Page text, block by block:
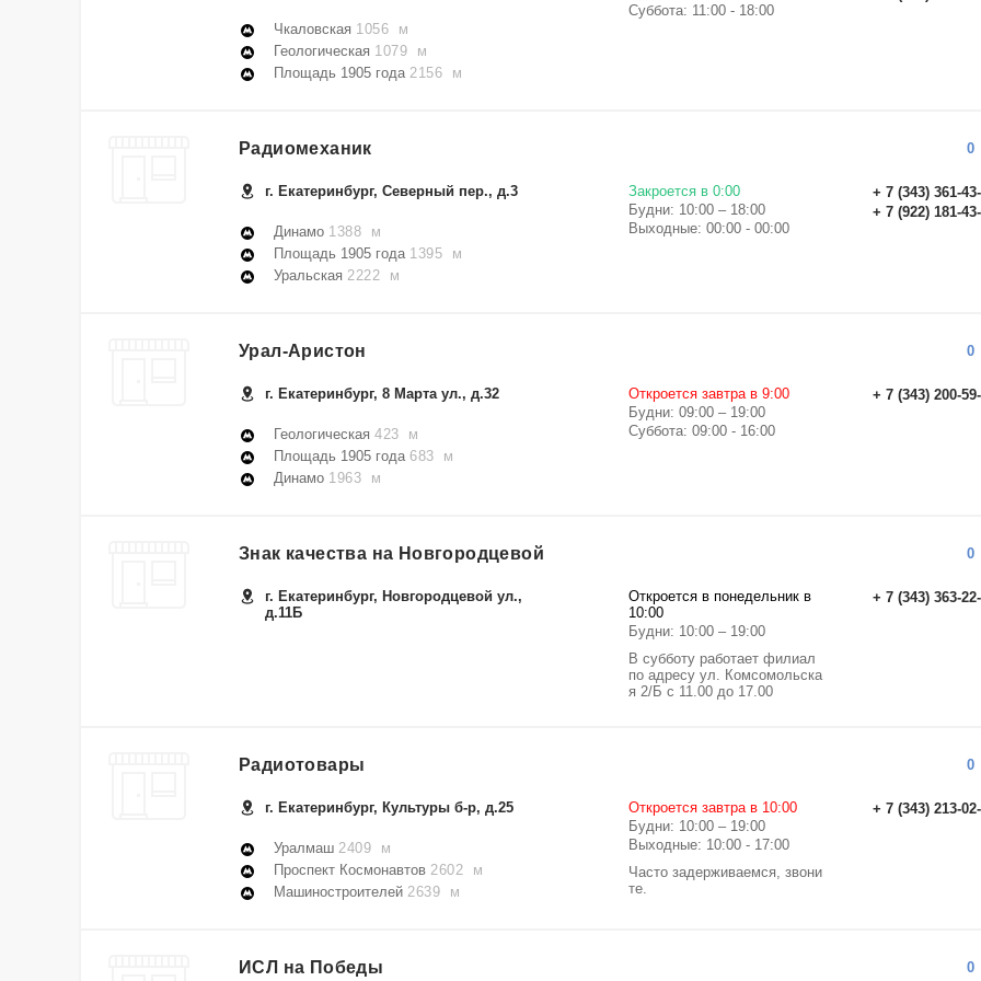
Чкаловская 1056 м
Геологическая 1079 м
Площадь 1905 года2156 м
Суббота: 11:00 - 18:00
Радиомеханик 0
г. Екатеринбург, Северный пер., д.3
Динамо 1388 м
Площадь 1905 года1395 м
Уральская 2222 м
+ 7 (343) 361-
+ 7 (922) 181-
Закроется в 0:00
Будни: 10:00 – 18:00
Выходные: 00:00 - 00:00
Урал-Аристон 0
г. Екатеринбург, 8 Марта ул., д.32
Геологическая 423 м
Площадь 1905 года683 м
Динамо 1963 м
+ 7 (343) 200-
Откроется завтра в 9:00
Будни: 09:00 – 19:00
Суббота: 09:00 - 16:00
Знак качества на Новгородцевой 0
г. Екатеринбург, Новгородцевой ул.,
д.11Б
+ 7 (343) 363-
Откроется в понедельник в
10:00
Будни: 10:00 – 19:00
В субботу работает филиал
по адресу ул. Комсомольска
я 2/Б c 11.00 до 17.00
Радиотовары 0
г. Екатеринбург, Культуры б-р, д.25
Уралмаш 2409 м
Проспект Космонавтов 2602 м
Машиностроителей 2639 м
+ 7 (343) 213-
Откроется завтра в 10:00
Будни: 10:00 – 19:00
Выходные: 10:00 - 17:00
Часто задерживаемся, звони
те.
ИСЛ на Победы 0